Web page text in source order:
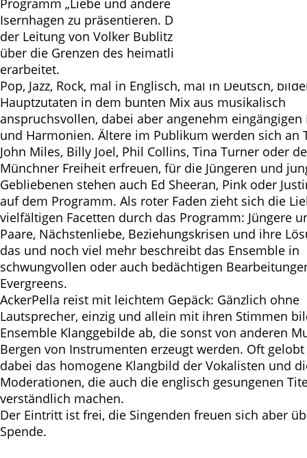
Programm „Liebe und andere Befindlichkeiten“ nun
Isernhagen zu präsentieren. Die 12 Singenden
der Leitung von Volker Bublitz einen
über die Grenzen des heimatlichen Heidekreises
erarbeitet.
Pop, Jazz, Rock, mal in Englisch, mal in Deutsch,
Hauptzutaten in dem bunten Mix aus musikalisch
anspruchsvollen, dabei aber angenehm
und Harmonien. Ältere im Publikum werden sich an
John Miles, Billy Joel, Phil Collins, Tina Turner oder
Münchner Freiheit erfreuen, für die Jüngeren und
Gebliebenen stehen auch Ed Sheeran, Pink oder
auf dem Programm. Als roter Faden zieht sich die
vielfältigen Facetten durch das Programm: Jüngere
Paare, Nächstenliebe, Beziehungskrisen und ihre
das und noch viel mehr beschreibt das Ensemble in
schwungvollen oder auch bedächtigen
Evergreens.
AckerPella reist mit leichtem Gepäck: Gänzlich ohne
Lautsprecher, einzig und allein mit ihren Stimmen
Ensemble Klanggebilde ab, die sonst von anderen
Bergen von Instrumenten erzeugt werden. Oft
dabei das homogene Klangbild der Vokalisten und
Moderationen, die auch die englisch gesungenen
verständlich machen.
Der Eintritt ist frei, die Singenden freuen sich aber
Spende.